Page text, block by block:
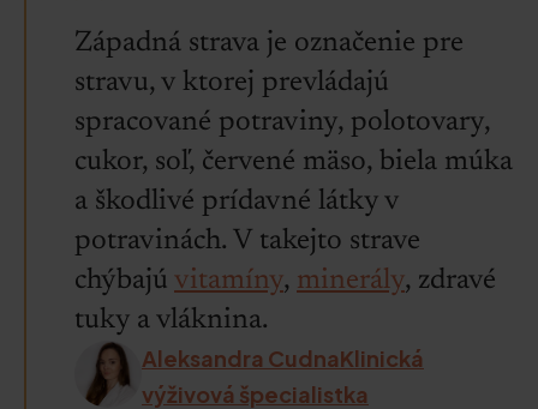
Západná strava je označenie pre
stravu, v ktorej prevládajú
spracované potraviny, polotovary,
cukor, soľ, červené mäso, biela múka
a škodlivé prídavné látky v
potravinách. V takejto strave
chýbajú vitamíny, minerály, zdravé
tuky a vláknina.
Aleksandra CudnaKlinická
výživová špecialistka